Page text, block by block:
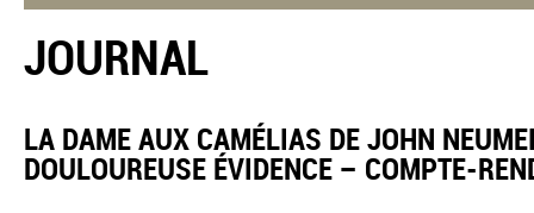
JOURNAL
LA DAME AUX CAMÉLIAS DE JOHN
DOULOUREUSE ÉVIDENCE – COMPTE-